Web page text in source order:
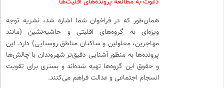
دعوت به مطالعه پرونده‌های اقلیت‌ها
همان‌طور که در فراخوان شما اشاره شد، نشریه توجه
ویژه‌ای به گروه‌های اقلیتی و حاشیه‌نشین (مانند
مهاجرین، معلولین و ساکنان مناطق روستایی) دارد. این
پرونده‌ها به منظور آشنایی دقیق‌تر شهروندان با چالش‌ها
و حقوق این گروه‌ها تهیه شده‌اند و بستری برای تقویت
انسجام اجتماعی و عدالت فراهم می‌کنند.